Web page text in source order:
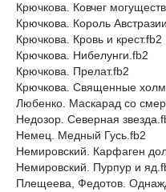
Крючкова. Ковчег
Крючкова. Король
Крючкова. Кровь и крест.fb2
Крючкова. Нибелунги.fb2
Крючкова. Прелат.fb2
Крючкова. Священные
Любенко. Маскарад со
Недозор. Северная
Немец. Медный Гусь.fb2
Немировский. Карфаген
Немировский. Пурпур и
Плещеева, Федотов.